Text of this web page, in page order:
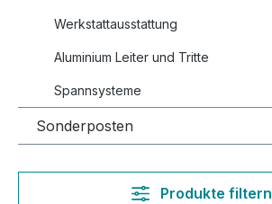
Werkstattausstattung
Aluminium Leiter und Tritte
Spannsysteme
Sonderposten
Produkte filtern